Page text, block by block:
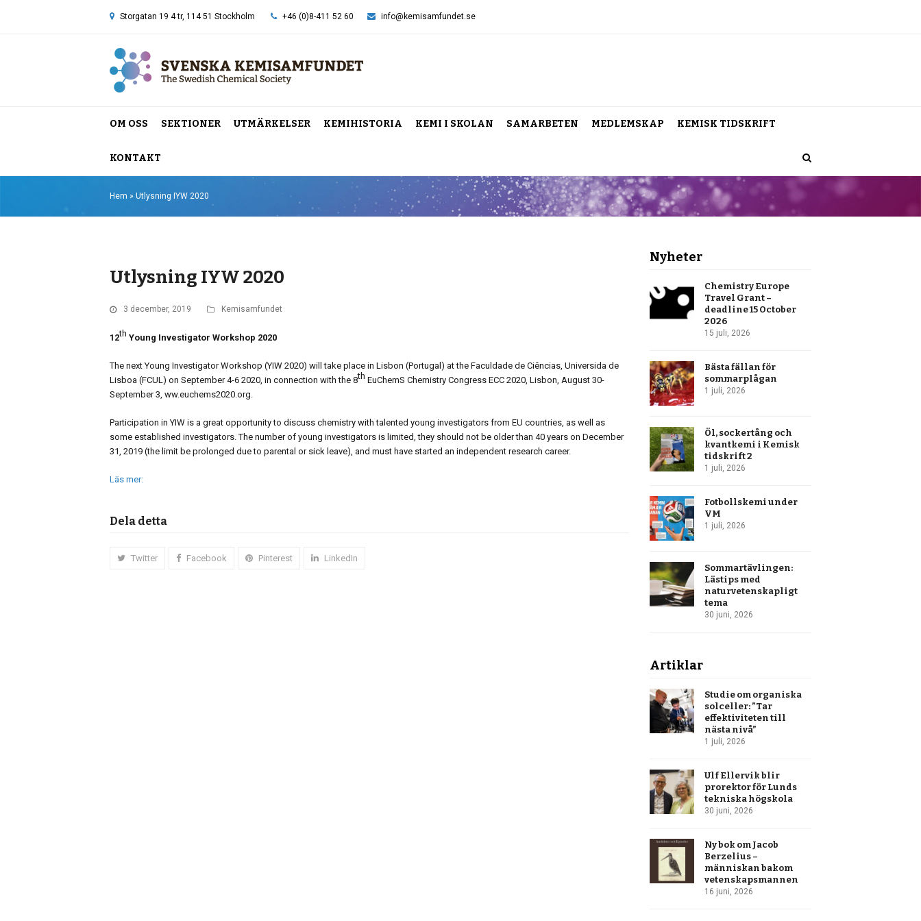
Storgatan 19 4 tr, 114 51 Stockholm +46 (0)8-411 52 60 info@kemisamfundet.se
OM OSS SEKTIONER UTMÄRKELSER KEMIHISTORIA KEMI I SKOLAN SAMARBETEN MEDLEMSKAP KEMISK TIDSKRIFT
KONTAKT
Hem » Utlysning IYW 2020
Utlysning IYW 2020
3 december, 2019 Kemisamfundet
12th Young Investigator Workshop 2020
The next Young Investigator Workshop (YIW 2020) will take place in Lisbon (Portugal) at the Faculdade de Ciências, Universida de
Lisboa (FCUL) on September 4-6 2020, in connection with the 8th EuChemS Chemistry Congress ECC 2020, Lisbon, August 30-
September 3, ww.euchems2020.org.
Participation in YIW is a great opportunity to discuss chemistry with talented young investigators from EU countries, as well as
some established investigators. The number of young investigators is limited, they should not be older than 40 years on December
31, 2019 (the limit be prolonged due to parental or sick leave), and must have started an independent research career.
Läs mer:
Dela detta
Twitter Facebook Pinterest LinkedIn
Nyheter
Chemistry Europe
Travel Grant –
deadline 15 October
2026
15 juli, 2026
Bästa fällan för
sommarplågan
1 juli, 2026
Öl, sockertång och
kvantkemi i Kemisk
tidskrift 2
1 juli, 2026
Fotbollskemi under
VM
1 juli, 2026
Sommartävlingen:
Lästips med
naturvetenskapligt
tema
30 juni, 2026
Artiklar
Studie om organiska
solceller: ”Tar
effektiviteten till
nästa nivå”
1 juli, 2026
Ulf Ellervik blir
prorektor för Lunds
tekniska högskola
30 juni, 2026
Ny bok om Jacob
Berzelius –
människan bakom
vetenskapsmannen
16 juni, 2026